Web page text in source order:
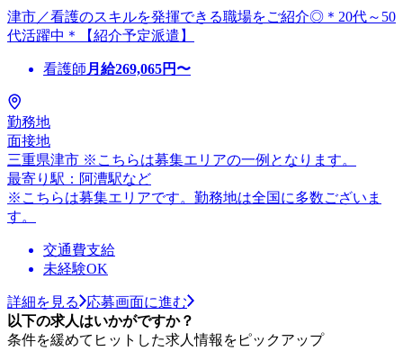
津市／看護のスキルを発揮できる職場をご紹介◎＊20代～50
代活躍中＊【紹介予定派遣】
看護師 月給269,065円〜
勤務地
面接地
三重県津市 ※こちらは募集エリアの一例となります。
最寄り駅：阿漕駅など
※こちらは募集エリアです。勤務地は全国に多数ございま
す。
交通費支給
未経験OK
詳細を見る
応募画面に進む
以下の求人はいかがですか？
条件を緩めてヒットした求人情報をピックアップ